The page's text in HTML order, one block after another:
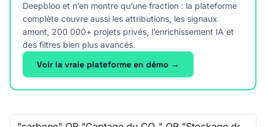
Deepbloo et n’en montre qu’une fraction : la plateforme
complète couvre aussi les attributions, les signaux
amont, 200 000+ projets privés, l’enrichissement IA et
des filtres bien plus avancés.
Voir la vraie plateforme en démo →
Recherche libre